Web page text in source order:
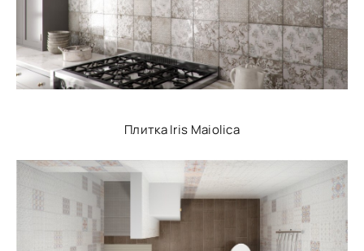
Плитка Iris Maiolica